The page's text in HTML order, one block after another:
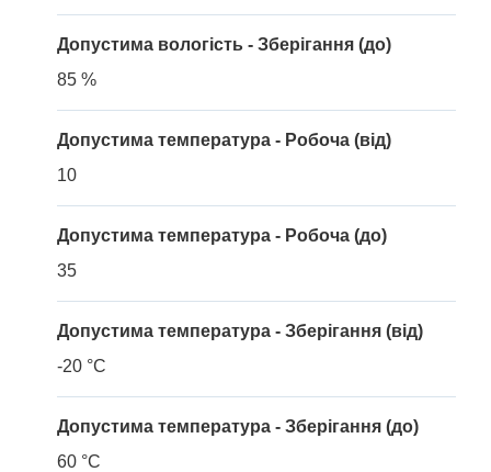
Допустима вологість - Зберігання (до)
85 %
Допустима температура - Робоча (від)
10
Допустима температура - Робоча (до)
35
Допустима температура - Зберігання (від)
-20 °C
Допустима температура - Зберігання (до)
60 °C